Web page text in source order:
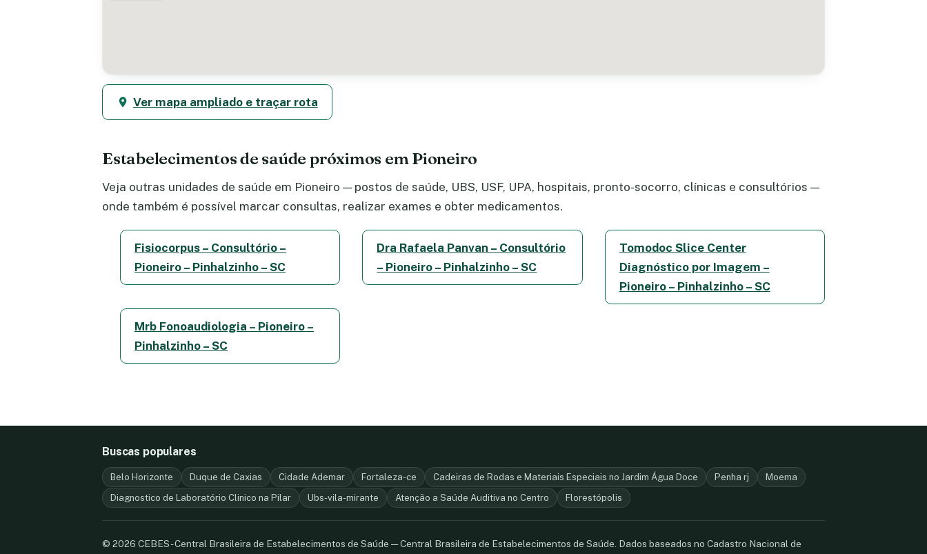
Ver mapa ampliado e traçar rota
Estabelecimentos de saúde próximos em Pioneiro
Veja outras unidades de saúde em Pioneiro — postos de saúde, UBS, USF, UPA, hospitais, pronto-socorro, clínicas e consultórios —
onde também é possível marcar consultas, realizar exames e obter medicamentos.
Fisiocorpus – Consultório –
Pioneiro – Pinhalzinho – SC
Dra Rafaela Panvan – Consultório
– Pioneiro – Pinhalzinho – SC
Tomodoc Slice Center
Diagnóstico por Imagem –
Pioneiro – Pinhalzinho – SC
Mrb Fonoaudiologia – Pioneiro –
Pinhalzinho – SC
Buscas populares
Belo Horizonte Duque de Caxias Cidade Ademar Fortaleza-ce Cadeiras de Rodas e Materiais Especiais no Jardim Água Doce Penha rj
Moema
Diagnostico de Laboratório Clinico na Pilar
Ubs-vila-mirante Atenção a Saúde Auditiva no Centro Florestópolis
© 2026 CEBES - Central Brasileira de Estabelecimentos de Saúde — Central Brasileira de Estabelecimentos de Saúde. Dados baseados no Cadastro Nacional de